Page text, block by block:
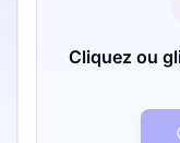
Cliquez ou